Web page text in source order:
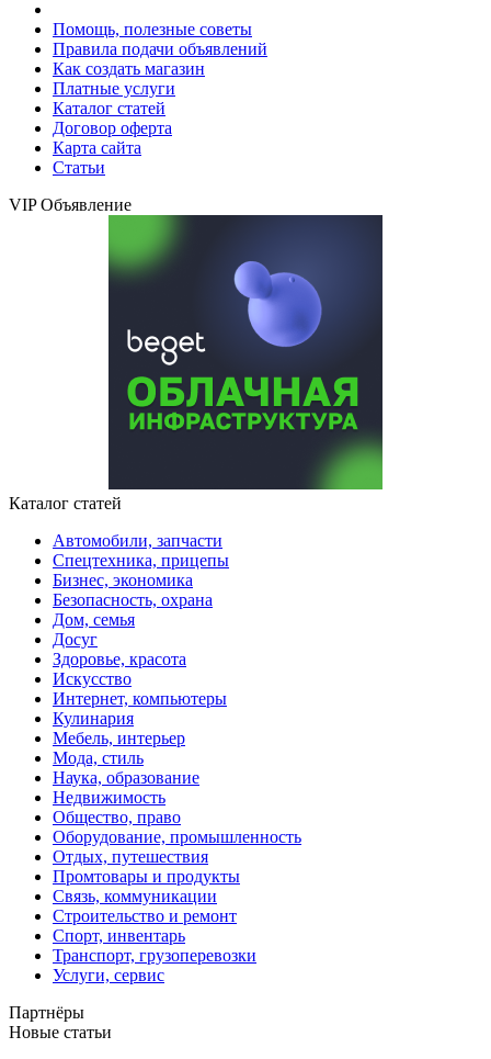
Помощь, полезные советы
Правила подачи объявлений
Как создать магазин
Платные услуги
Каталог статей
Договор оферта
Карта сайта
Статьи
VIP Объявление
Каталог статей
Автомобили, запчасти
Спецтехника, прицепы
Бизнес, экономика
Безопасность, охрана
Дом, семья
Досуг
Здоровье, красота
Искусство
Интернет, компьютеры
Кулинария
Мебель, интерьер
Мода, стиль
Наука, образование
Недвижимость
Общество, право
Оборудование, промышленность
Отдых, путешествия
Промтовары и продукты
Связь, коммуникации
Строительство и ремонт
Спорт, инвентарь
Транспорт, грузоперевозки
Услуги, сервис
Партнёры
Новые статьи